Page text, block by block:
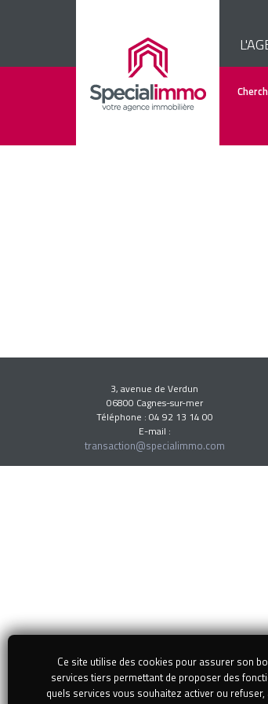
3, avenue de Verdun
06800 Cagnes-sur-mer
Téléphone : 04 92 13 14 00
E-mail :
transaction@specialimmo.com
Ce site utilise des cookies pour assurer son
services tiers permettant de proposer des
quels services vous souhaitez activer ou